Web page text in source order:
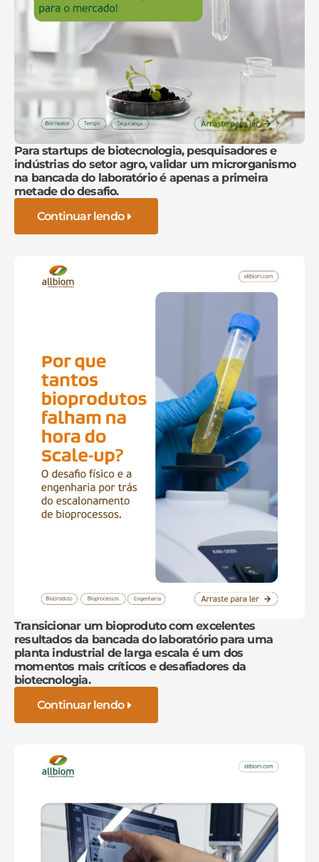
Para startups de biotecnologia, pesquisadores e
indústrias do setor agro, validar um microrganismo
na bancada do laboratório é apenas a primeira
metade do desafio.
Continuar lendo
Transicionar um bioproduto com excelentes
resultados da bancada do laboratório para uma
planta industrial de larga escala é um dos
momentos mais críticos e desafiadores da
biotecnologia.
Continuar lendo